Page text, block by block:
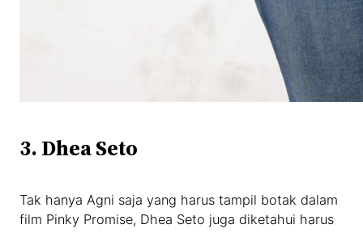
3. Dhea Seto
Tak hanya Agni saja yang harus tampil botak dalam
film Pinky Promise, Dhea Seto juga diketahui harus